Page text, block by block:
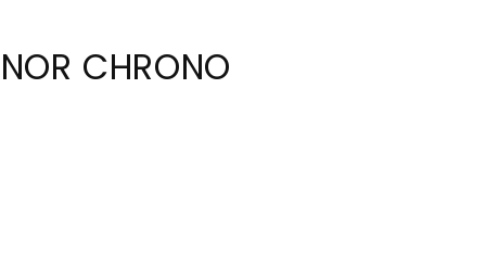
CHRONO